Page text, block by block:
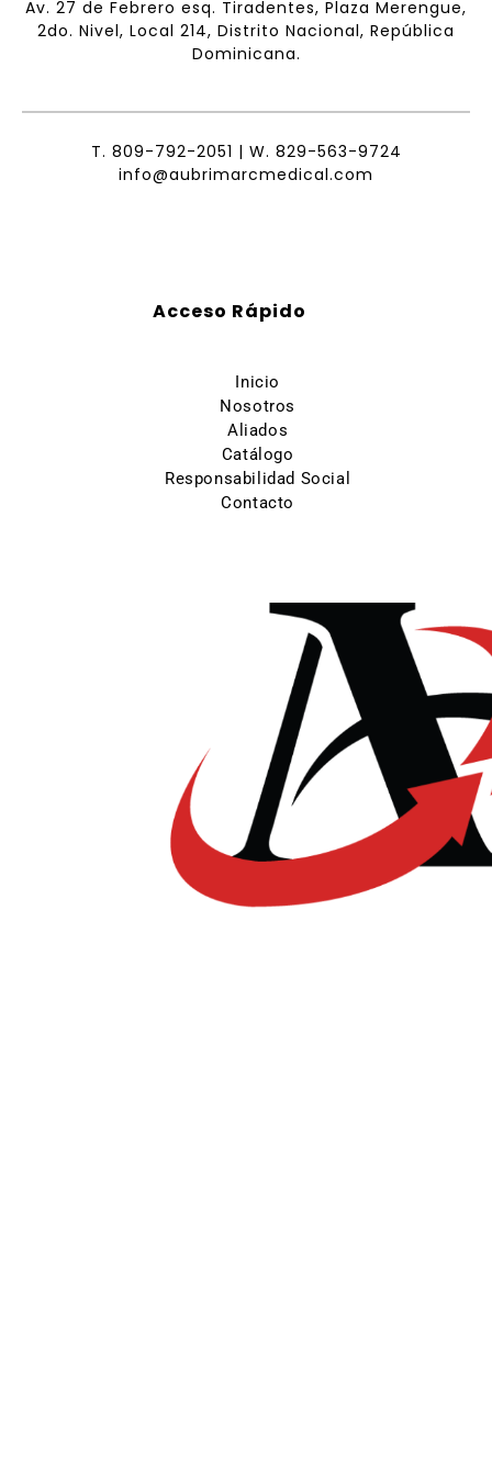
Av. 27 de Febrero esq. Tiradentes, Plaza Merengue,
2do. Nivel, Local 214, Distrito Nacional, República
Dominicana.
T. 809-792-2051 | W. 829-563-9724
info@aubrimarcmedical.com
Acceso Rápido
Inicio
Nosotros
Aliados
Catálogo
Responsabilidad Social
Contacto